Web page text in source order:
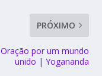
PRÓXIMO
Oração por um mundo
unido | Yogananda